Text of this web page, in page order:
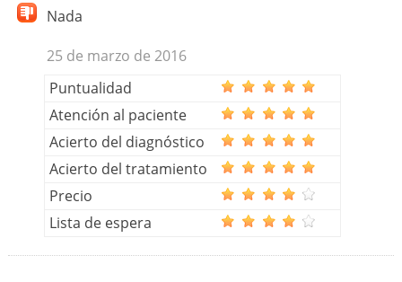
Nada
25 de marzo de 2016
Puntualidad
Atención al paciente
Acierto del diagnóstico
Acierto del tratamiento
Precio
Lista de espera